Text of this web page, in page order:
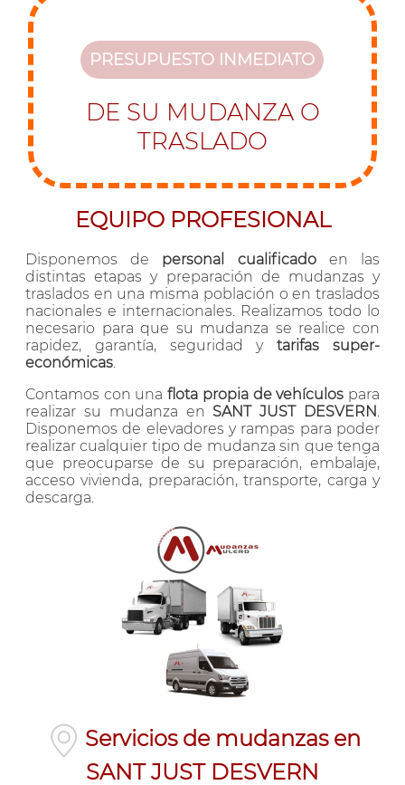
PRESUPUESTO INMEDIATO
DE SU MUDANZA O
TRASLADO
EQUIPO PROFESIONAL
Disponemos de personal cualificadoen las
distintas etapas y preparación de mudanzas y
traslados en una misma población o en traslados
nacionales e internacionales. Realizamos todo lo
necesario para que su mudanza se realice con
rapidez, garantía, seguridad ytarifas super-
económicas
Contamos con unaflota propia de vehículos para
realizar su mudanza en SANT JUST DESVERN
Disponemos de elevadores y rampas para poder
realizar cualquier tipo de mudanza sin que tenga
que preocuparse de su preparación, embalaje,
acceso vivienda, preparación, transporte, carga y
descarga.
Servicios de mudanzas en
SANT JUST DESVERN